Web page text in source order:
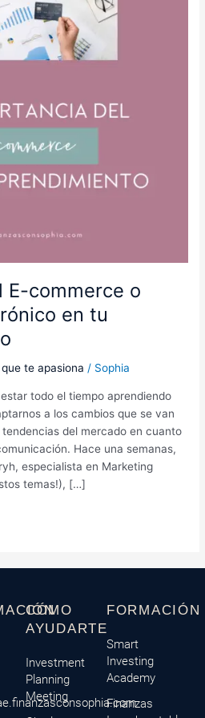
E-commerce o
en tu
te apasiona / Sophia
todo el tiempo aprendiendo
a los cambios que se van
del mercado en cuanto
Hace una semanas,
especialista en Marketing
temas!), […]
CÓMO
AYUDARTE
Investment
Planning
Meeting
FORMACIÓN
Smart
Investing
Academy
Finanzas